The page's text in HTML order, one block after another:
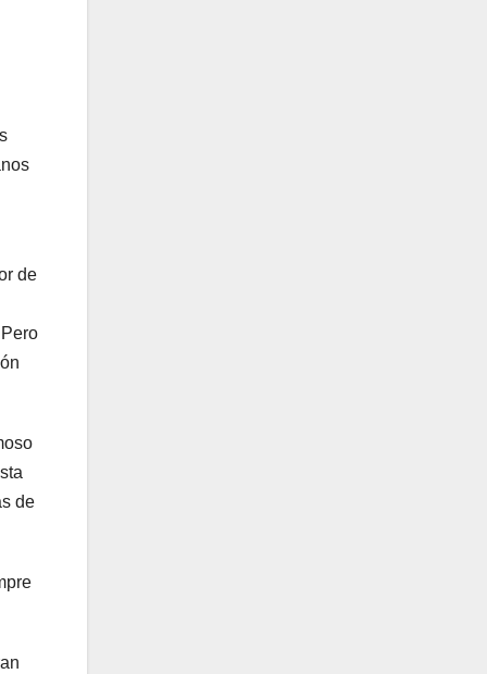
de
de